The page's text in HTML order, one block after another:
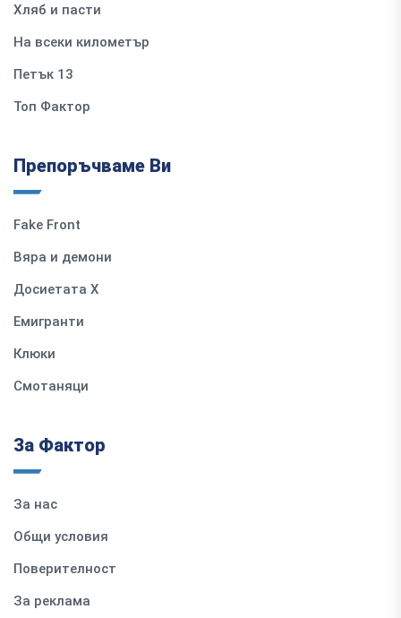
Хляб и пасти
На всеки километър
Петък 13
Топ Фактор
Препоръчваме Ви
Fake Front
Вяра и демони
Досиетата Х
Емигранти
Клюки
Смотаняци
За Фактор
За нас
Общи условия
Поверителност
За реклама